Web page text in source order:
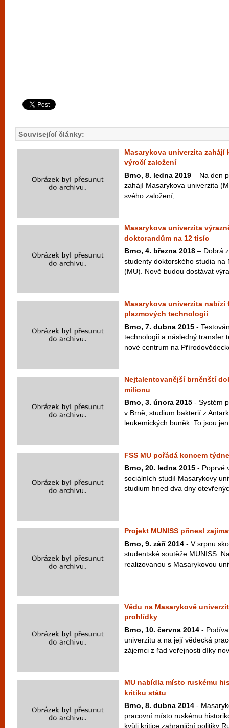
Související články:
Masarykova univerzita zahájí
výročí založení
Brno, 8. ledna 2019 – Na den
zahájí Masarykova univerzita
svého založení,...
Masarykova univerzita
doktorandům na 12 tisíc
Brno, 4. března 2018 – Dobrá
studenty doktorského studia na
(MU). Nově budou dostávat
Masarykova univerzita nabízí
plazmových technologií
Brno, 7. dubna 2015 -
technologií a následný transfer
nové centrum na
Nejtalentovanější brněnští
milionu
Brno, 3. února 2015 - Systém
v Brně, studium bakterií z
leukemických buněk. To jsou
FSS MU pořádá koncem
Brno, 20. ledna 2015 - Poprvé
sociálních studií Masarykovy
studium hned dva dny
Projekt MUNISS přinesl
Brno, 9. září 2014 - V srpnu
studentské soutěže MUNISS.
realizovanou s Masarykovou
Vědu na Masarykově
prohlídky
Brno, 10. června 2014 -
univerzitu a na její vědecká
zájemci z řad veřejnosti díky
MU nabídla místo ruskému
kritiku státu
Brno, 8. dubna 2014 -
pracovní místo ruskému
kvůli kritice zahraniční politiky